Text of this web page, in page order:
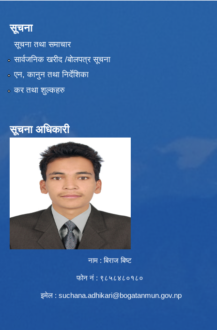
सूचना
सूचना तथा समाचार
सार्वजनिक खरीद /बोलपत्र सूचना
एन, कानुन तथा निर्देशिका
कर तथा शुल्कहरु
सूचना अधिकारी
नाम : बिराज बिष्ट
फोन नं : ९८५८४८०१८०
इमेल : suchana.adhikari@bogatanmun.gov.np